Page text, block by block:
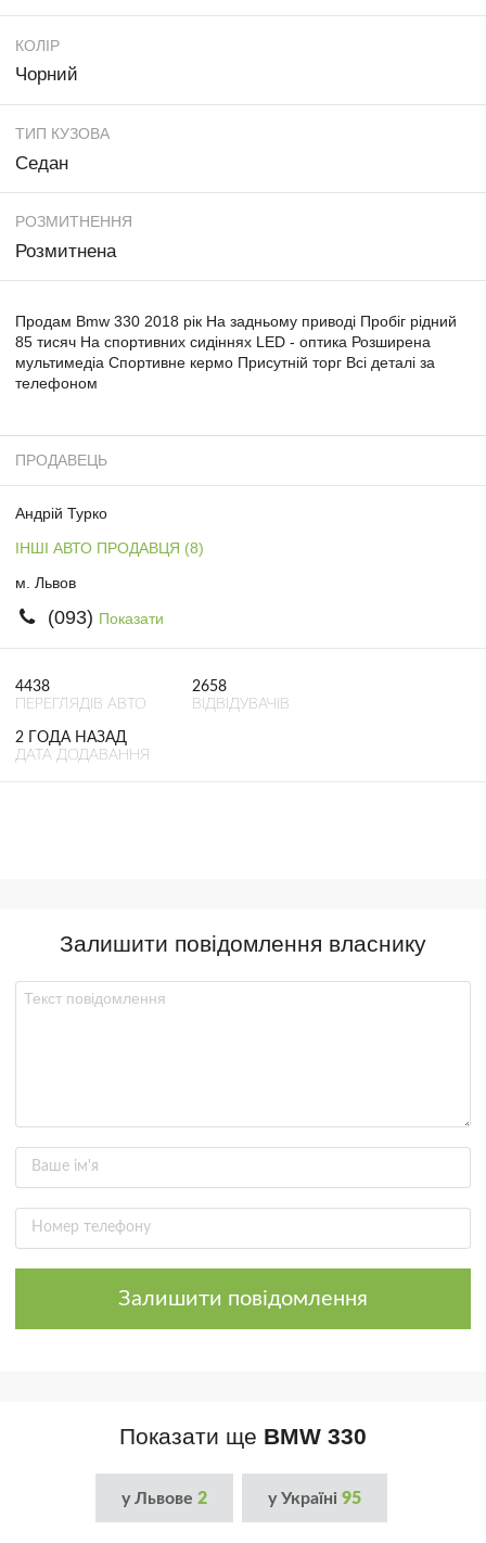
КОЛІР
Чорний
ТИП КУЗОВА
Седан
РОЗМИТНЕННЯ
Розмитнена
Продам Bmw 330 2018 рік На задньому приводі Пробіг рідний
85 тисяч На спортивних сидіннях LED - оптика Розширена
мультимедіа Спортивне кермо Присутній торг Всі деталі за
телефоном
ПРОДАВЕЦЬ
Андрій Турко
ІНШІ АВТО ПРОДАВЦЯ (8)
м. Львов
(093) Показати
4438
ПЕРЕГЛЯДІВ АВТО
2658
ВІДВІДУВАЧІВ
2 ГОДА НАЗАД
ДАТА ДОДАВАННЯ
Залишити повідомлення власнику
Залишити повідомлення
Показати ще BMW 330
у Львове 2 у Україні 95